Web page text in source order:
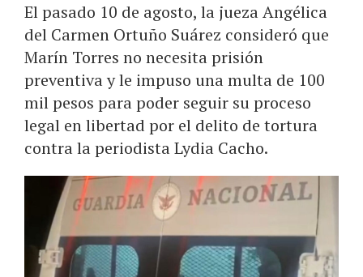
El pasado 10 de agosto, la jueza Angélica
del Carmen Ortuño Suárez consideró que
Marín Torres no necesita prisión
preventiva y le impuso una multa de 100
mil pesos para poder seguir su proceso
legal en libertad por el delito de tortura
contra la periodista Lydia Cacho.